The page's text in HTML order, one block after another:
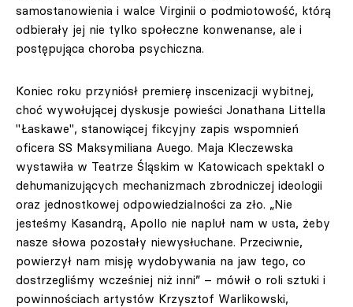
samostanowienia i walce Virginii o podmiotowość, którą
odbierały jej nie tylko społeczne konwenanse, ale i
postępująca choroba psychiczna.
Koniec roku przyniósł premierę inscenizacji wybitnej,
choć wywołującej dyskusje powieści Jonathana Littella
"Łaskawe", stanowiącej fikcyjny zapis wspomnień
oficera SS Maksymiliana Auego. Maja Kleczewska
wystawiła w Teatrze Śląskim w Katowicach spektakl o
dehumanizujących mechanizmach zbrodniczej ideologii
oraz jednostkowej odpowiedzialności za zło. „Nie
jesteśmy Kasandrą, Apollo nie napluł nam w usta, żeby
nasze słowa pozostały niewysłuchane. Przeciwnie,
powierzył nam misję wydobywania na jaw tego, co
dostrzegliśmy wcześniej niż inni” – mówił o roli sztuki i
powinnościach artystów Krzysztof Warlikowski,